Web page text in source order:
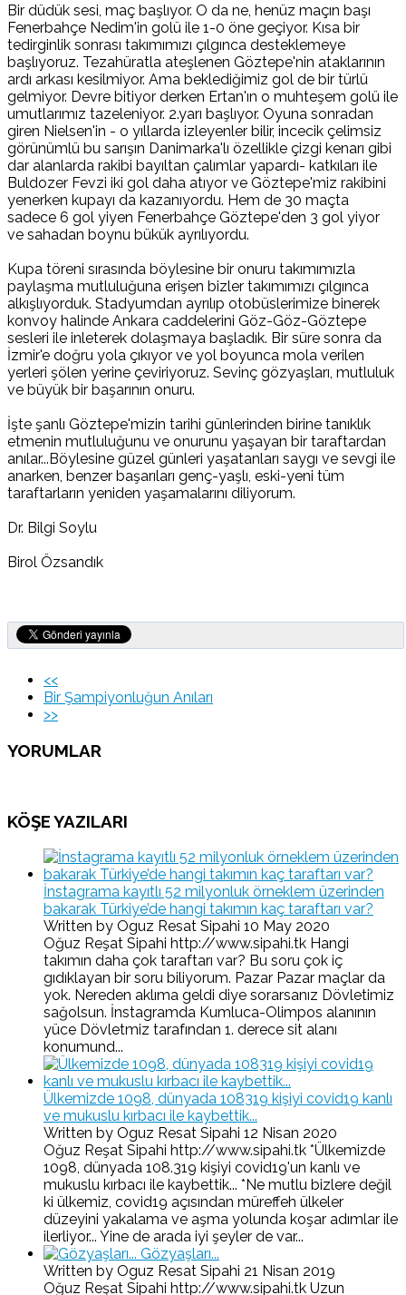
Bir düdük sesi, maç başlıyor. O da ne, henüz maçın başı
Fenerbahçe Nedim'in golü ile 1-0 öne geçiyor. Kısa bir
tedirginlik sonrası takımımızı çılgınca desteklemeye
başlıyoruz. Tezahüratla ateşlenen Göztepe'nin ataklarının
ardı arkası kesilmiyor. Ama beklediğimiz gol de bir türlü
gelmiyor. Devre bitiyor derken Ertan'ın o muhteşem golü ile
umutlarımız tazeleniyor. 2.yarı başlıyor. Oyuna sonradan
giren Nielsen'in - o yıllarda izleyenler bilir, incecik çelimsiz
görünümlü bu sarışın Danimarka'lı özellikle çizgi kenarı gibi
dar alanlarda rakibi bayıltan çalımlar yapardı- katkıları ile
Buldozer Fevzi iki gol daha atıyor ve Göztepe'miz rakibini
yenerken kupayı da kazanıyordu. Hem de 30 maçta
sadece 6 gol yiyen Fenerbahçe Göztepe'den 3 gol yiyor
ve sahadan boynu bükük ayrılıyordu.
Kupa töreni sırasında böylesine bir onuru takımımızla
paylaşma mutluluğuna erişen bizler takımımızı çılgınca
alkışlıyorduk. Stadyumdan ayrılıp otobüslerimize binerek
konvoy halinde Ankara caddelerini Göz-Göz-Göztepe
sesleri ile inleterek dolaşmaya başladık. Bir süre sonra da
İzmir'e doğru yola çıkıyor ve yol boyunca mola verilen
yerleri şölen yerine çeviriyoruz. Sevinç gözyaşları, mutluluk
ve büyük bir başarının onuru.
İşte şanlı Göztepe'mizin tarihi günlerinden birine tanıklık
etmenin mutluluğunu ve onurunu yaşayan bir taraftardan
anılar...Böylesine güzel günleri yaşatanları saygı ve sevgi ile
anarken, benzer başarıları genç-yaşlı, eski-yeni tüm
taraftarların yeniden yaşamalarını diliyorum.
Dr. Bilgi Soylu
Birol Özsandık
<<
Bir Şampiyonluğun Anıları
>>
YORUMLAR
KÖŞE YAZILARI
İnstagrama kayıtlı 52 milyonluk örneklem üzerinden
bakarak Türkiye’de hangi takımın kaç taraftarı var?
Written by Oguz Resat Sipahi 10 May 2020
Oğuz Reşat Sipahi http://www.sipahi.tk Hangi
takımın daha çok taraftarı var? Bu soru çok iç
gıdıklayan bir soru biliyorum. Pazar Pazar maçlar da
yok. Nereden aklıma geldi diye sorarsanız Dövletimiz
sağolsun. İnstagramda Kumluca-Olimpos alanının
yüce Dövletmiz tarafından 1. derece sit alanı
konumund...
Ülkemizde 1098, dünyada 108319 kişiyi covid19 kanlı
ve mukuslu kırbacı ile kaybettik...
Written by Oguz Resat Sipahi 12 Nisan 2020
Oğuz Reşat Sipahi http://www.sipahi.tk *Ülkemizde
1098, dünyada 108.319 kişiyi covid19'un kanlı ve
mukuslu kırbacı ile kaybettik... *Ne mutlu bizlere değil
ki ülkemiz, covid19 açısından müreffeh ülkeler
düzeyini yakalama ve aşma yolunda koşar adımlar ile
ilerliyor... Yine de arada iyi şeyler de var...
Gözyaşları...
Written by Oguz Resat Sipahi 21 Nisan 2019
Oğuz Reşat Sipahi http://www.sipahi.tk Uzun